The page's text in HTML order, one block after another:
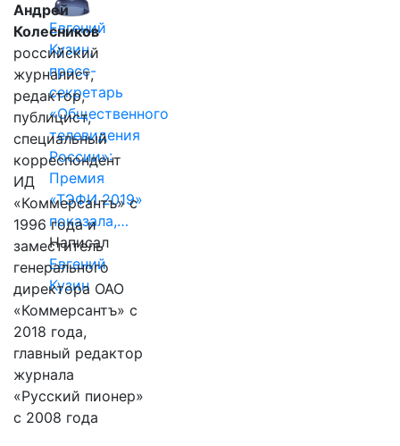
Евгений
Кузин,
пресс-
секретарь
«Общественного
телевидения
России»:
Премия
«ТЭФИ 2019»
показала,…
Написал
Евгений
Кузин
Андрей
Колесников
российский
журналист,
редактор,
публицист,
специальный
корреспондент
ИД
«Коммерсантъ» с
1996 года и
заместитель
генерального
директора ОАО
«Коммерсантъ» с
2018 года,
главный редактор
журнала
«Русский пионер»
с 2008 года